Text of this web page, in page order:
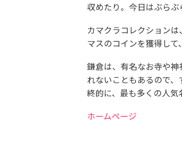
収めたり。 今日はぶらぶ
カマクラコレクション
マスのコインを獲得して
鎌倉は、有名なお寺や
れないこともあるので
終的に、最も多くの人気
ホームページ